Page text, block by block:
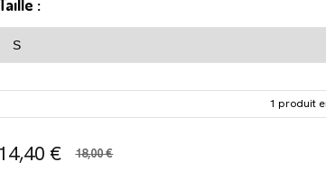
:
1 produit
14,40 € 18,00 €